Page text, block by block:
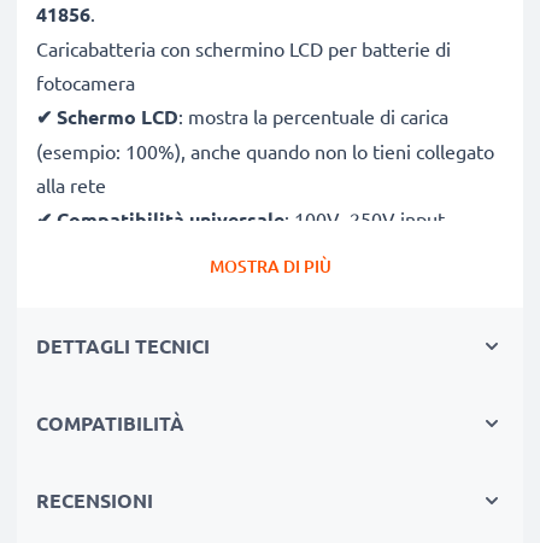
41856.
Caricabatteria con schermino LCD per batterie di
fotocamera
✔ Schermo LCD: mostra la percentuale di carica
(esempio: 100%), anche quando non lo tieni collegato
alla rete
✔ Compatibilità universale: 100V–250V input
flessibile, utilizzabile ovunque, in Italia, Europa o fuori
aumenta la durata della batteria incrementando la
✔Sicurezza certificato
MOSTRA DI PIÙ
DETTAGLI TECNICI
COMPATIBILITÀ
RECENSIONI